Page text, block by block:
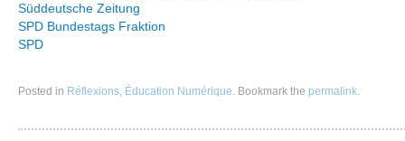
Süddeutsche Zeitung
SPD Bundestags Fraktion
SPD
Posted in Réflexions, Éducation Numérique. Bookmark the permalink.